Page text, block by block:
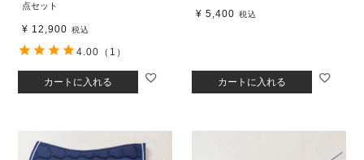
点セット
¥ 12,900 税込
カートに入れる
4.00 （1）
¥ 5,400 税込
カートに入れる